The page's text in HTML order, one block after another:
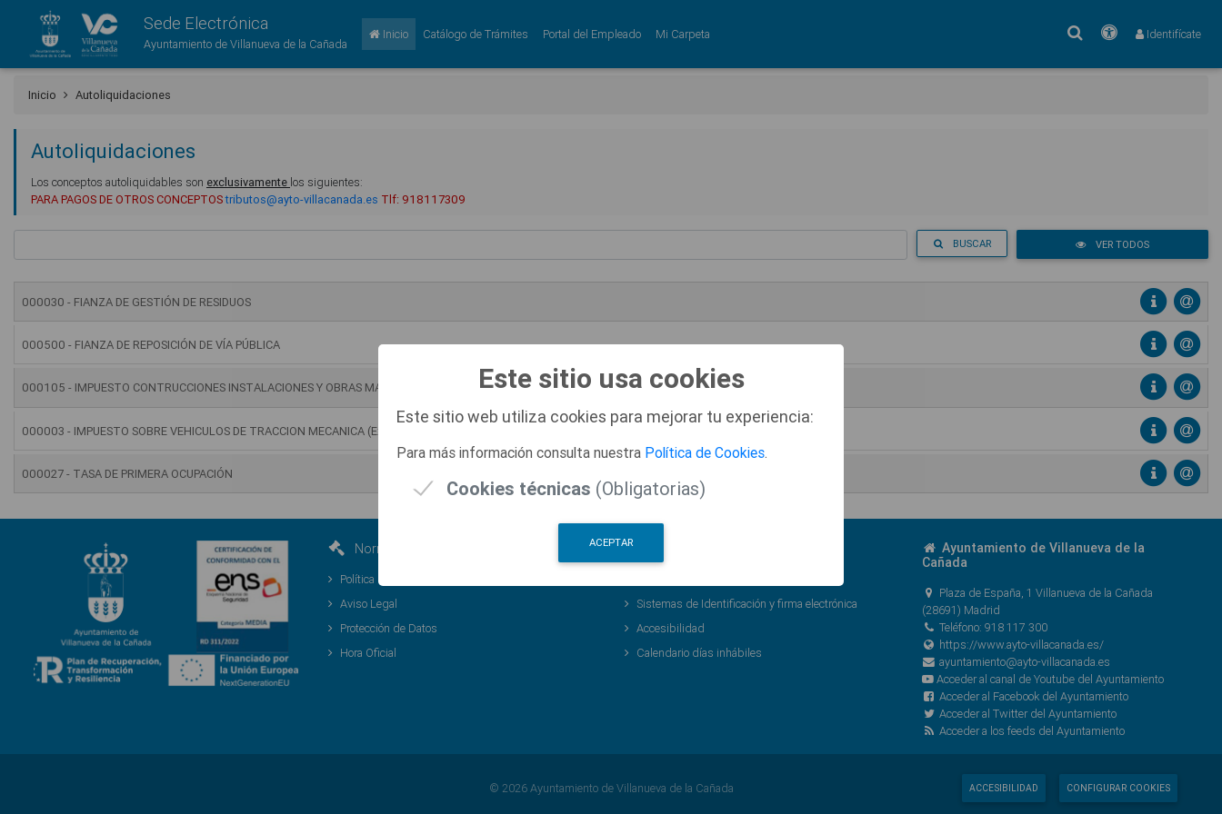
Sede Electrónica
Ayuntamiento de Villanueva de la Cañada
Inicio Catálogo de Trámites Portal del Empleado Mi Carpeta BuscarAccesibilidad
Identifícate
Inicio Autoliquidaciones
Autoliquidaciones
Los conceptos autoliquidables son exclusivamente los siguientes:
PARA PAGOS DE OTROS CONCEPTOStributos@ayto-villacanada.es Tlf: 918117309
BUSCAR VER TODOS
000030 - FIANZA DE GESTIÓN DE RESIDUOS
000500 - FIANZA DE REPOSICIÓN DE VÍA PÚBLICA
000105 - IMPUESTO CONTRUCCIONES INSTALACIONES Y OBRAS MAS TASA OTORGAMIENTO LICENCIAS URBANÍSTICAS
000003 - IMPUESTO SOBRE VEHICULOS DE TRACCION MECANICA (Exclusivamente altas)
000027 - TASA DE PRIMERA OCUPACIÓN
Normativa Legal
Política de Seguridad de la Información
Aviso Legal
Protección de Datos
Hora Oficial
Sistemas de Identificación y firma electrónica
Accesibilidad
Calendario días inhábiles
Ayuntamiento de Villanueva de la
Cañada
Plaza de España, 1 Villanueva de la Cañada
(28691) Madrid
Teléfono: 918 117 300
https://www.ayto-villacanada.es/
ayuntamiento@ayto-villacanada.es
Acceder al canal de Youtube del Ayuntamiento
Acceder al Facebook del Ayuntamiento
Acceder al Twitter del Ayuntamiento
Acceder a los feeds del Ayuntamiento
© 2026 Ayuntamiento de Villanueva de la Cañada ACCESIBILIDAD CONFIGURAR COOKIES
Este sitio usa cookies
Este sitio web utiliza cookies para mejorar tu experiencia:
Para más información consulta nuestra Política de Cookies.
Cookies técnicas (Obligatorias)
ACEPTAR